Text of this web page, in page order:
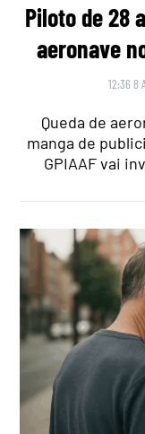
Piloto de 28
aeronave
12:36 8
Queda de
manga de
GPIAAF vai